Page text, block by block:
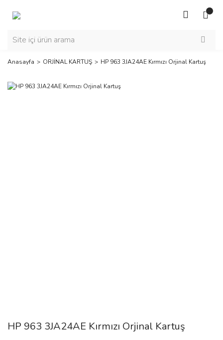
Anasayfa ORJİNAL KARTUŞ HP 963 3JA24AE Kırmızı Orjinal Kartuş
HP 963 3JA24AE Kırmızı Orjinal Kartuş